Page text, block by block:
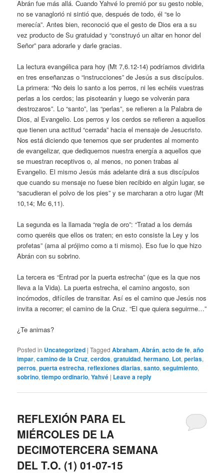
Abrán fue más allá. Cuando Yahvé lo premió por su gesto noble,
no se vanaglorió ni sintió que, después de todo, él “se lo
merecía”. Antes bien, reconoció que el gesto de Dios era a su
vez producto de Su gratuidad y “construyó un altar en honor del
Señor” para adorarle y darle gracias.
La lectura evangélica para hoy (Mt 7,6.12-14) podríamos dividirla
en tres enseñanzas o “instrucciones” de Jesús a sus discípulos.
La primera: “No deis lo santo a los perros, ni les echéis vuestras
perlas a los cerdos; las pisotearán y luego se volverán para
destrozaros”. Lo “santo”, las “perlas”, se refieren a la Palabra de
Dios, al Evangelio. Los perros y los cerdos se refieren a aquellos
que tienen una actitud “cerrada” hacia el mensaje de Jesucristo.
Nos está diciendo que tenemos que ser prudentes al momento
de evangelizar, que dediquemos nuestra energía a aquellos que
se muestran receptivos o, al menos, no ponen trabas al
Evangelio. El mismo Jesús más adelante dirá a sus discípulos
que cuando su mensaje no fuese bien recibido en algún lugar, se
“sacudieran el polvo de los pies” y se marcharan a otro lugar (Mt
10,14; Mc 6,11).
La segunda es la llamada “regla de oro”: “Tratad a los demás
como queréis que ellos os traten; en esto consiste la Ley y los
profetas” (ama al prójimo como a ti mismo). Eso fue lo que hizo
Abrán con su sobrino.
La tercera es “Entrad por la puerta estrecha” (que es la que nos
lleva a la Vida). La puerta estrecha, el camino angosto, son
incómodos, difíciles de transitar. Así es el camino que Jesús nos
invita a recorrer; el camino de la Cruz. “El que quiera seguirme…”
¿Te animas?
Posted in Uncategorized |Tagged Abraham,Abrán,acto de fe,año
impar,camino de la Cruz,cerdos,gratuidad,hermano, Lot,perlas,
perros,puerta estrecha,reflexiones diarias,santo,seguimiento,
sobrino,tiempo ordinario,Yahvé | Leave a reply
REFLEXIÓN PARA EL
MIÉRCOLES DE LA
DECIMOTERCERA SEMANA
DEL T.O. (1) 01-07-15